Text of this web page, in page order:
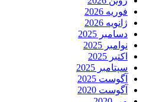
فوریه 2026
ژانویه 2026
دسامبر 2025
نوامبر 2025
اکتبر 2025
سپتامبر 2025
آگوست 2025
آگوست 2020